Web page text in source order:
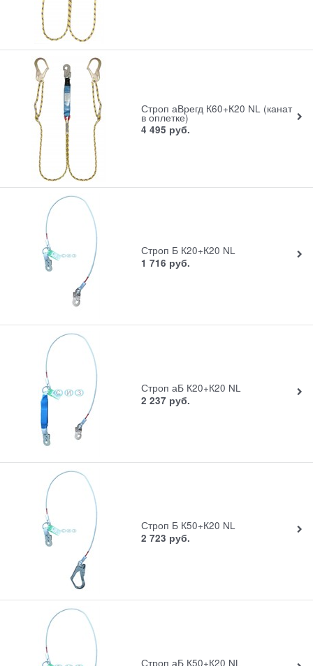
Строп аВрегд К60+К20 NL (канат
в оплетке)
4 495 руб.
Строп Б К20+К20 NL
1 716 руб.
Строп аБ К20+К20 NL
2 237 руб.
Строп Б К50+К20 NL
2 723 руб.
Строп аБ К50+К20 NL